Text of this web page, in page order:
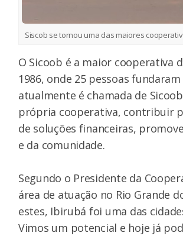
Siscob se tornou uma das maiores
O Sicoob é a maior cooperativa
1986, onde 25 pessoas
atualmente é chamada de
própria cooperativa, contribuir
de soluções financeiras,
e da comunidade.
Segundo o Presidente da
área de atuação no Rio Grande
estes, Ibirubá foi uma das
Vimos um potencial e hoje já